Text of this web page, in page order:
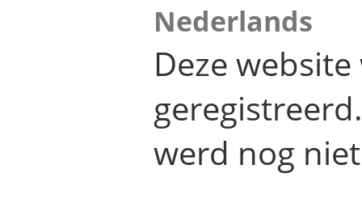
Nederlands
Deze
werd nog